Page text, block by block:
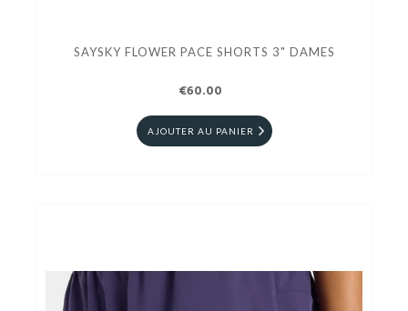
SAYSKY FLOWER PACE SHORTS 3" DAMES
€60.00
AJOUTER AU PANIER